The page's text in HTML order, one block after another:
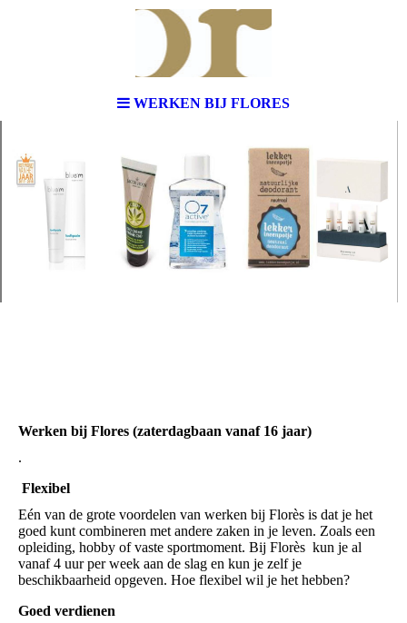
WERKEN BIJ FLORES
Werken bij Flores (zaterdagbaan vanaf 16 jaar)
.
Flexibel
Eén van de grote voordelen van werken bij Florѐs is dat je het
goed kunt combineren met andere zaken in je leven. Zoals een
opleiding, hobby of vaste sportmoment. Bij Florѐs kun je al
vanaf 4 uur per week aan de slag en kun je zelf je
beschikbaarheid opgeven. Hoe flexibel wil je het hebben?
Goed verdienen